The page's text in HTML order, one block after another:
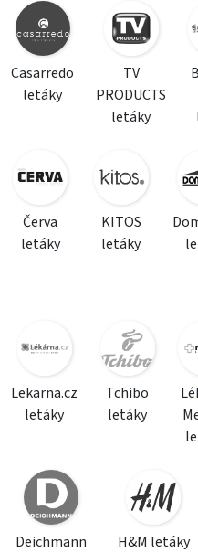
Casarredo
letáky
TV
PRODUCTS
letáky
Červa
letáky
KITOS
letáky
Lekarna.cz
letáky
Tchibo
letáky
Deichmann
H&M letáky